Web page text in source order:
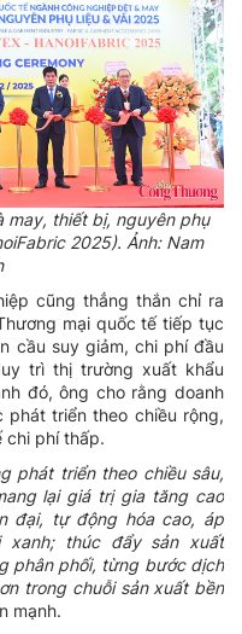
may, thiết bị, nguyên phụ
2025). Ảnh: Nam
cũng thẳng thắn chỉ ra
mại quốc tế tiếp tục
cầu suy giảm, chi phí đầu
trì thị trường xuất khẩu
đó, ông cho rằng doanh
triển theo chiều rộng,
chi phí thấp.
phát triển theo chiều sâu,
lại giá trị gia tăng cao
đại, tự động hóa cao, áp
xanh; thúc đẩy sản xuất
phân phối, từng bước dịch
trong chuỗi sản xuất bền
mạnh.